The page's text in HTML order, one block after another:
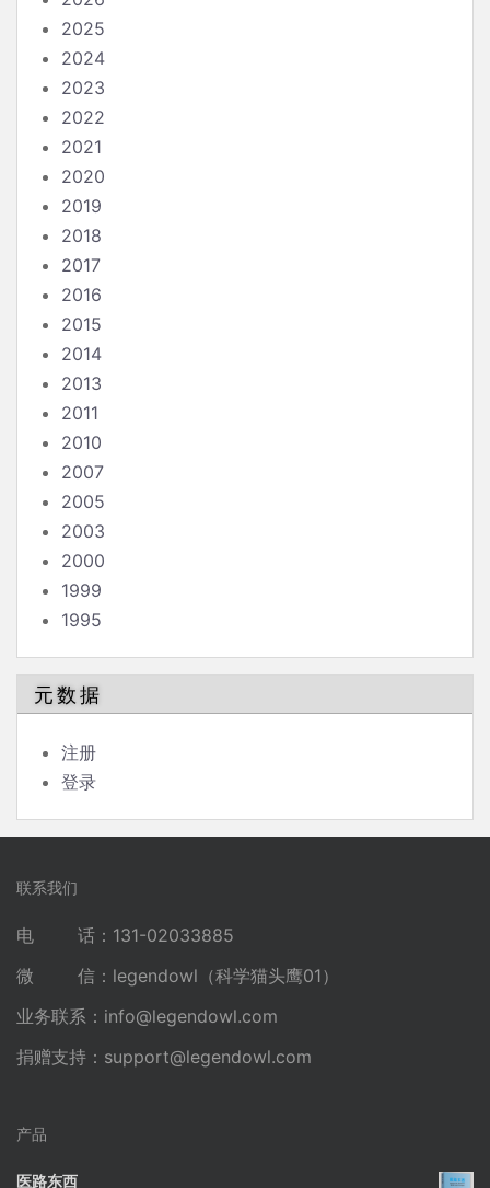
2025
2024
2023
2022
2021
2020
2019
2018
2017
2016
2015
2014
2013
2011
2010
2007
2005
2003
2000
1999
1995
元数据
注册
登录
联系我们
电 话：131-02033885
微 信：legendowl（科学猫头鹰01）
业务联系： info@legendowl.com
捐赠支持： support@legendowl.com
产品
医路东西